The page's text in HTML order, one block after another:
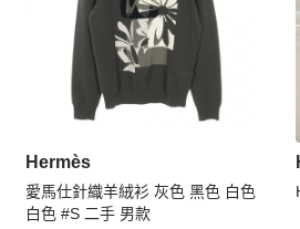
Hermès
愛馬仕針織羊絨衫 灰色 黑色 白色
白色 #S 二手 男款